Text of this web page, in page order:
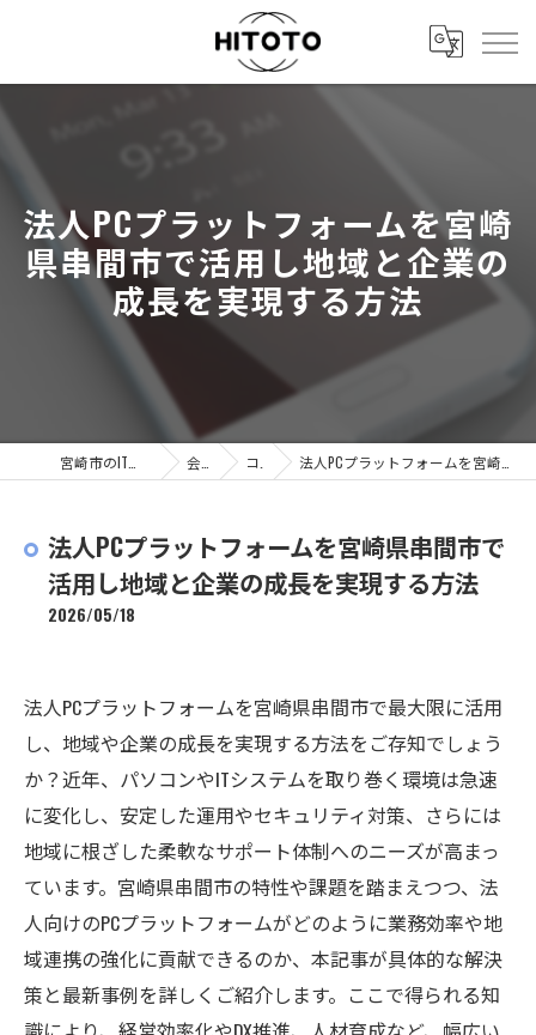
法人PCプラットフォームを宮崎
県串間市で活用し地域と企業の
成長を実現する方法
会社概要 コラム 法人PCプラットフォームを宮崎県串間市で活用し地域と企業の成長を実現する方法
法人PCプラットフォームを宮崎県串間市で
活用し地域と企業の成長を実現する方法
2026/05/18
法人PCプラットフォームを宮崎県串間市で最大限に活用
し、地域や企業の成長を実現する方法をご存知でしょう
か？近年、パソコンやITシステムを取り巻く環境は急速
に変化し、安定した運用やセキュリティ対策、さらには
地域に根ざした柔軟なサポート体制へのニーズが高まっ
ています。宮崎県串間市の特性や課題を踏まえつつ、法
人向けのPCプラットフォームがどのように業務効率や地
域連携の強化に貢献できるのか、本記事が具体的な解決
策と最新事例を詳しくご紹介します。ここで得られる知